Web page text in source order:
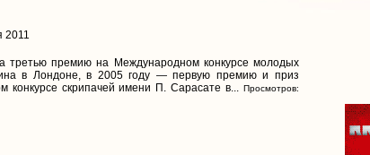
2011
третью премию на Международном конкурсе молодых
в Лондоне, в 2005 году — первую премию и приз
конкурсе скрипачей имени П. Сарасате в... Просмотров: